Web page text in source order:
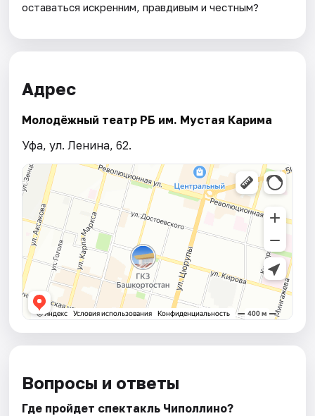
оставаться искренним, правдивым и честным?
Адрес
Молодёжный театр РБ им. Мустая Карима
Уфа, ул. Ленина, 62.
Вопросы и ответы
Где пройдет спектакль Чиполлино?